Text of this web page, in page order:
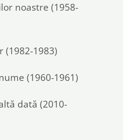
noastre (1958-
(1982-1983)
(1960-1961)
dată (2010-